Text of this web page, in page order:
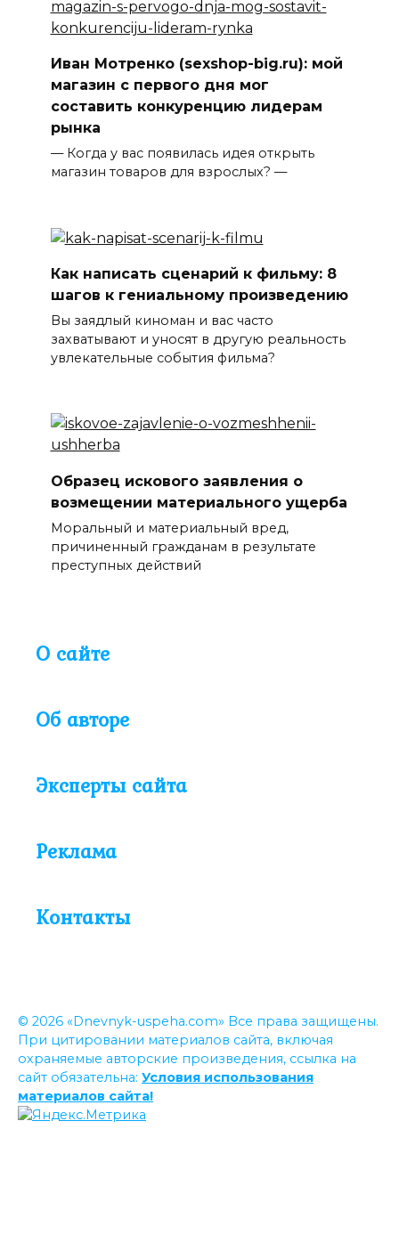
Иван Мотренко (sexshop-big.ru): мой
магазин с первого дня мог
составить конкуренцию лидерам
рынка
— Когда у вас появилась идея открыть
магазин товаров для взрослых? —
Как написать сценарий к фильму: 8
шагов к гениальному произведению
Вы заядлый киноман и вас часто
захватывают и уносят в другую реальность
увлекательные события фильма?
Образец искового заявления о
возмещении материального ущерба
Моральный и материальный вред,
причиненный гражданам в результате
преступных действий
О сайте
Об авторе
Эксперты сайта
Реклама
Контакты
© 2026 «Dnevnyk-uspeha.com» Все права защищены.
При цитировании материалов сайта, включая
охраняемые авторские произведения, ссылка на
сайт обязательна: Условия использования
материалов сайта!